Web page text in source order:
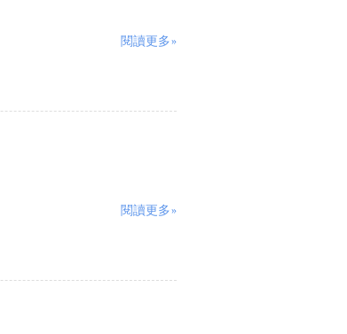
閱讀更多»
閱讀更多»